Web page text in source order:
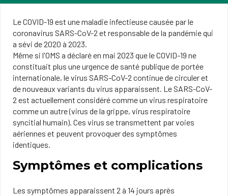
Le COVID-19 est une maladie infectieuse causée par le
corona​virus SARS-CoV-2 ​et responsable de la pandémie qui
a sévi de 2020 à 2023.
Même si l'OMS a déclaré en mai 2023 que le COVID-19 ne
constit​uait plus une urgence de santé publique de portée
internationale, le virus SARS-CoV-2​ continue de circuler et
de nouveaux variants du virus apparaissent. Le SARS-CoV-
2 est actuellement considéré comme un virus respiratoire
comme un autre (virus de la grippe, virus respiratoire
syncitial humain). Ces virus se transmettent par voies
aériennes et peuvent provoquer des symptômes
identiques.
Symptômes et complications
Les symptômes apparaissent 2​ à 14 jours après